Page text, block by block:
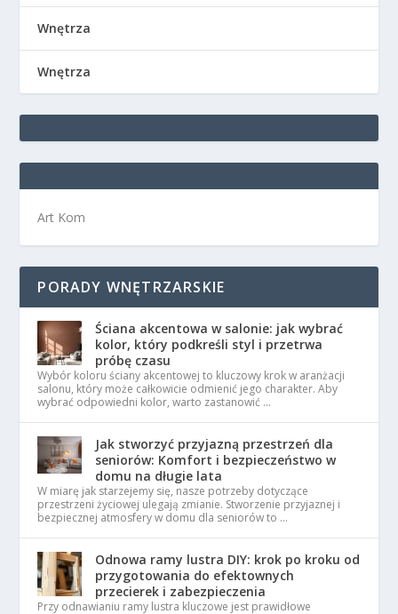
Wnętrza
Wnętrza
Art Kom
PORADY WNĘTRZARSKIE
Ściana akcentowa w salonie: jak wybrać
kolor, który podkreśli styl i przetrwa
próbę czasu
Wybór koloru ściany akcentowej to kluczowy krok w aranżacji
salonu, który może całkowicie odmienić jego charakter. Aby
wybrać odpowiedni kolor, warto zastanowić …
Jak stworzyć przyjazną przestrzeń dla
seniorów: Komfort i bezpieczeństwo w
domu na długie lata
W miarę jak starzejemy się, nasze potrzeby dotyczące
przestrzeni życiowej ulegają zmianie. Stworzenie przyjaznej i
bezpiecznej atmosfery w domu dla seniorów to …
Odnowa ramy lustra DIY: krok po kroku od
przygotowania do efektownych
przecierek i zabezpieczenia
Przy odnawianiu ramy lustra kluczowe jest prawidłowe